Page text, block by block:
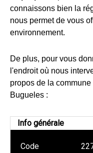
connaissons bien la
nous permet de vous
environnement.
De plus, pour vous
l'endroit où nous
propos de la
Bugueles :
Info générale
Code